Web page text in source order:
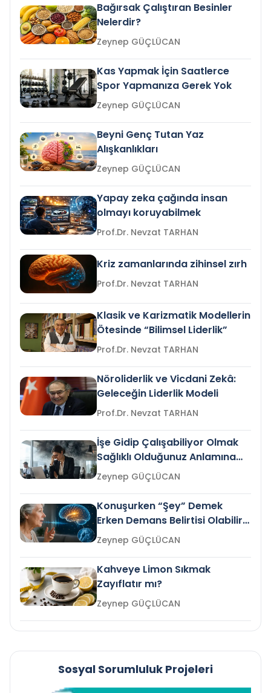
Bağırsak Çalıştıran Besinler
Nelerdir?
Zeynep GÜÇLÜCAN
Kas Yapmak İçin Saatlerce
Spor Yapmanıza Gerek Yok
Zeynep GÜÇLÜCAN
Beyni Genç Tutan Yaz
Alışkanlıkları
Zeynep GÜÇLÜCAN
Yapay zeka çağında insan
olmayı koruyabilmek
Prof.Dr. Nevzat TARHAN
Kriz zamanlarında zihinsel zırh
Prof.Dr. Nevzat TARHAN
Klasik ve Karizmatik Modellerin
Ötesinde “Bilimsel Liderlik”
Prof.Dr. Nevzat TARHAN
Nöroliderlik ve Vicdani Zekâ:
Geleceğin Liderlik Modeli
Prof.Dr. Nevzat TARHAN
İşe Gidip Çalışabiliyor Olmak
Sağlıklı Olduğunuz Anlamına
Gelir mi?Zeynep GÜÇLÜCAN
Konuşurken “Şey” Demek
Erken Demans Belirtisi Olabilir
mi?
Zeynep GÜÇLÜCAN
Kahveye Limon Sıkmak
Zayıflatır mı?
Zeynep GÜÇLÜCAN
Sosyal Sorumluluk Projeleri